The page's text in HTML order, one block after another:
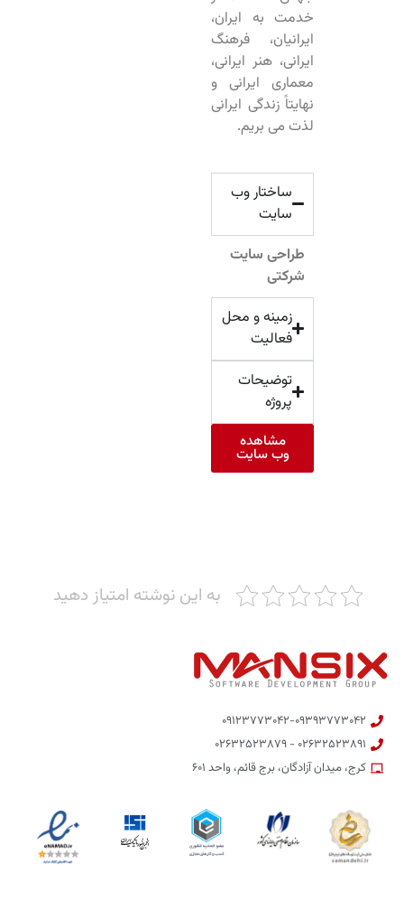
خدمت به ایران،
ایرانیان، فرهنگ
ایرانی، هنر ایرانی،
معماری ایرانی و
نهایتاً زندگی ایرانی
لذت می‌ بریم.
ساختار وب
سایت
طراحی سایت
شرکتی
زمینه و محل
فعالیت
توضیحات
پروژه
مشاهده
وب سایت
به این نوشته امتیاز دهید
۰۹۱۲۳۷۷۳۰۴۲-۰۹۳۹۳۷۷۳۰۴۲
۰۲۶۳۲۵۲۳۸۹۱ - ۰۲۶۳۲۵۲۳۸۷۹
کرج، میدان آزادگان، برج قائم، واحد ۶۰۱